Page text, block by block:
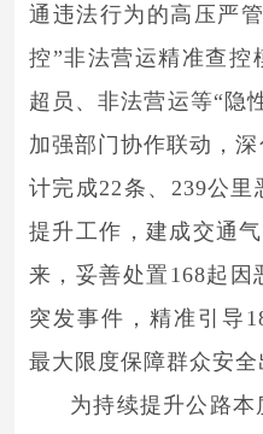
通违法行为的高压严
控”非法营运精准查控
超员、非法营运等“隐
加强部门协作联动，
计完成22条、239公
提升工作，建成交通
来，妥善处置168起因
突发事件，精准引导
最大限度保障群众安全
为持续提升公路